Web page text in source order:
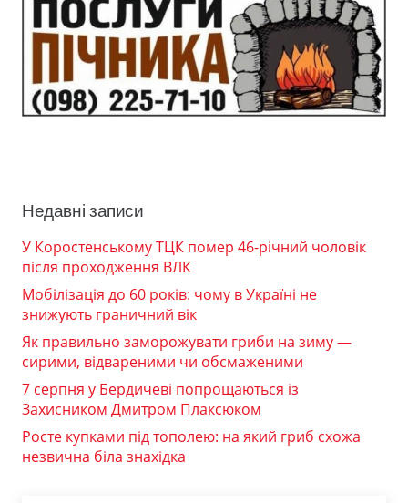
Недавні записи
У Коростенському ТЦК помер 46-річний чоловік
після проходження ВЛК
Мобілізація до 60 років: чому в Україні не
знижують граничний вік
Як правильно заморожувати гриби на зиму —
сирими, відвареними чи обсмаженими
7 серпня у Бердичеві попрощаються із
Захисником Дмитром Плаксюком
Росте купками під тополею: на який гриб схожа
незвична біла знахідка